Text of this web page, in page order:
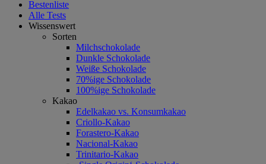
Bestenliste
Alle Tests
Wissenswert
Sorten
Milchschokolade
Dunkle Schokolade
Weiße Schokolade
70%ige Schokolade
100%ige Schokolade
Kakao
Edelkakao vs. Konsumkakao
Criollo-Kakao
Forastero-Kakao
Nacional-Kakao
Trinitario-Kakao